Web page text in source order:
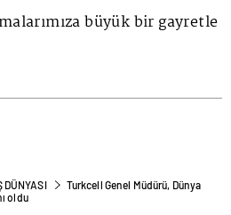
büyük bir gayretle
DÜNYASI
Turkcell Genel Müdürü, Dünya
oldu